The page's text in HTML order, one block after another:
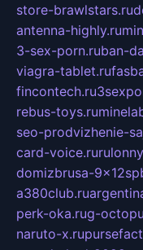
store-brawlstars.ru
antenna-highly.ru
3-sex-porn.ruban-
viagra-tablet.ru
fincontech.ru
rebus-toys.ru
seo-prodvizhenie-
card-voice.ru
domizbrusa-
a380club.ru
perk-oka.rug-
naruto-x.ru